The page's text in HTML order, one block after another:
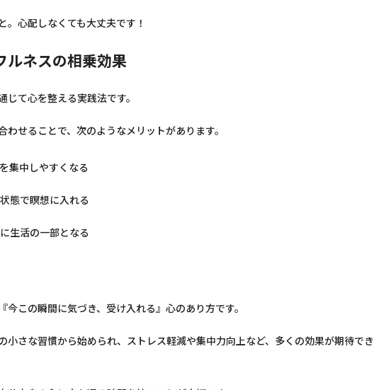
。心配しなくても大丈夫です！
ルネスの相乗効果
じて心を整える実践法です。
わせることで、次のようなメリットがあります。
集中しやすくなる
態で瞑想に入れる
生活の一部となる
今この瞬間に気づき、受け入れる』心のあり方です。
小さな習慣から始められ、ストレス軽減や集中力向上など、多くの効果が期待でき